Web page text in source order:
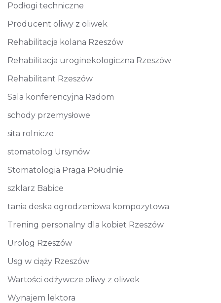
Podłogi techniczne
Producent oliwy z oliwek
Rehabilitacja kolana Rzeszów
Rehabilitacja uroginekologiczna Rzeszów
Rehabilitant Rzeszów
Sala konferencyjna Radom
schody przemysłowe
sita rolnicze
stomatolog Ursynów
Stomatologia Praga Południe
szklarz Babice
tania deska ogrodzeniowa kompozytowa
Trening personalny dla kobiet Rzeszów
Urolog Rzeszów
Usg w ciąży Rzeszów
Wartości odżywcze oliwy z oliwek
Wynajem lektora